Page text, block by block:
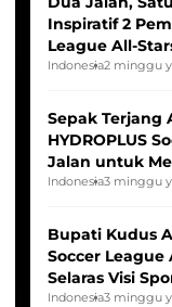
Inspiratif 2
League All-
Seleksi Timnas
Indonesia2 minggu
Sepak Terjang
HYDROPLUS
Jalan untuk
Indonesia Putri
Indonesia3 minggu
Bupati Kudus
Soccer League
Selaras Visi
Indonesia3 minggu